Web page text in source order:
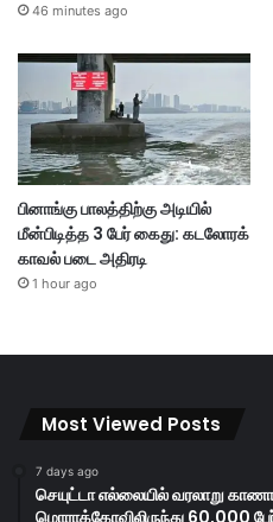
46 minutes ago
பினாங்கு பாலத்திற்கு அடியில்
மீன்பிடித்த 3 பேர் கைது: கடலோரக்
காவல் படை அதிரடி
1 hour ago
Most Viewed Posts
7 days ago
செயுட்டா எல்லையில் வரலாறு